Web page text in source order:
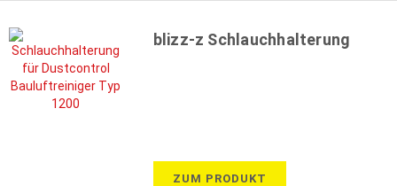
blizz-z Schlauchhalterung
ZUM PRODUKT